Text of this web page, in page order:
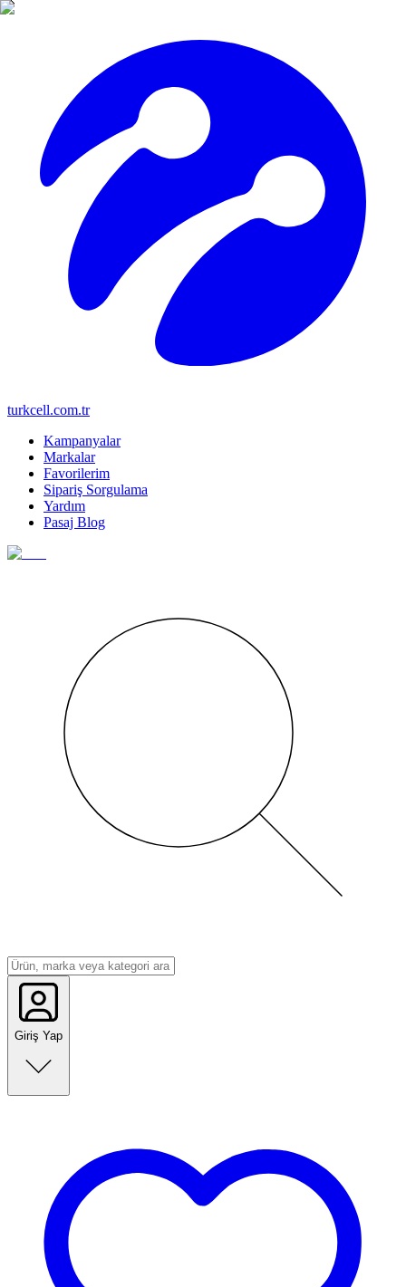
turkcell.com.tr
Kampanyalar
Markalar
Favorilerim
Sipariş Sorgulama
Yardım
Pasaj Blog
Giriş Yap